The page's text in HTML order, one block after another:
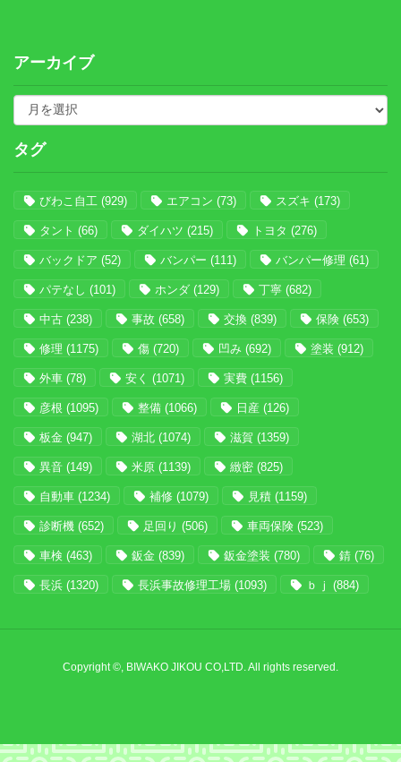
アーカイブ
タグ
びわこ自工 (929) エアコン (73) スズキ (173)
タント (66) ダイハツ (215) トヨタ (276)
バックドア (52) バンパー (111) バンパー修理 (61)
パテなし (101) ホンダ (129) 丁寧 (682)
中古 (238) 事故 (658) 交換 (839) 保険 (653)
修理 (1175) 傷 (720) 凹み (692) 塗装 (912)
外車 (78) 安く (1071) 実費 (1156)
彦根 (1095) 整備 (1066) 日産 (126)
板金 (947) 湖北 (1074) 滋賀 (1359)
異音 (149) 米原 (1139) 緻密 (825)
自動車 (1234) 補修 (1079) 見積 (1159)
診断機 (652) 足回り (506) 車両保険 (523)
車検 (463) 鈑金 (839) 鈑金塗装 (780) 錆 (76)
長浜 (1320) 長浜事故修理工場 (1093) ｂｊ (884)
Copyright ©, BIWAKO JIKOU CO,LTD. All rights reserved.